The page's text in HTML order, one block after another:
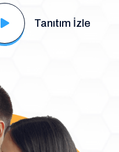
Tanıtım İzle